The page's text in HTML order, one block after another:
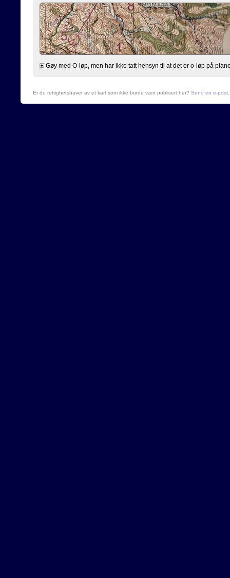
Gøy med O-løp, men har ikke tatt hensyn til at det er o-løp på
Er du rettighetshaver av et kart som ikke burde vært publisert her? Send en e-post